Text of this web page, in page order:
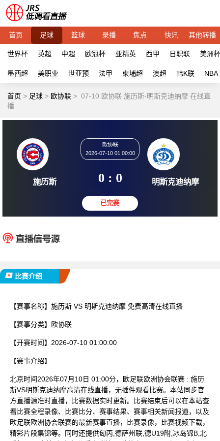
首页 足球 篮球 录播 焦点 快讯 其他转播
世界杯 英超 中超 欧冠杯 亚精英 西甲 日职联 美洲杯
墨西超 美职业 世亚预 法甲 柬埔超 澳超 韩K联 NBA
首页 > 足球 > 欧协联 > 07-10 欧协联 施历斯-明斯克迪纳摩 在线直
播
2026-07-10 01:00:00
0 : 0
比赛介绍
【赛事名称】 施历斯 VS 明斯克迪纳摩 免费高清在线直播
【赛事分类】 欧协联
【开赛时间】 2026-07-10 01:00:00
【赛事介绍】
北京时间2026年07月10日 01:00分，欧足联欧洲协会联赛 : 施历
斯VS明斯克迪纳摩高清在线直播，无插件观看比赛。本站同步官
方直播源准时直播，比赛数据实时更新。比赛结束后可以在本站查
看比赛全程录像、比赛比分、赛事结果、赛事相关新闻报道，以及
欧足联欧洲协会联赛的最新赛事直播，比赛录像，比赛视频下载，
精彩片段集锦等。同时还提供匈丙,德萨州联,德U19附,冰岛锦B,北